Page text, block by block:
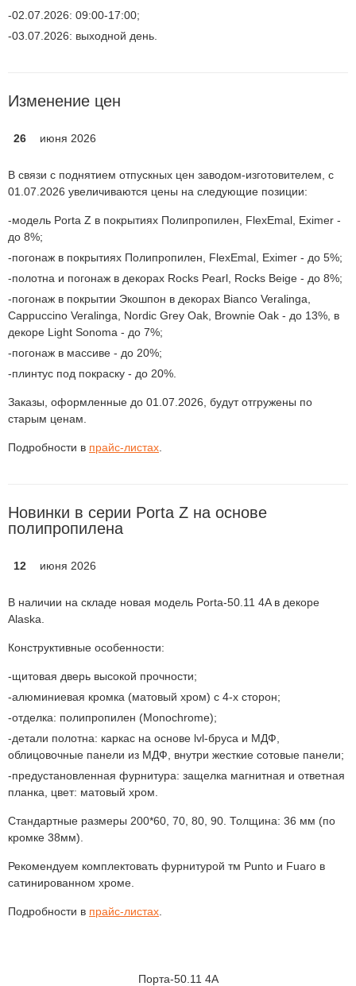
02.07.2026: 09:00-17:00;
03.07.2026: выходной день.
Изменение цен
26 июня 2026
В связи с поднятием отпускных цен заводом-изготовителем, с
01.07.2026 увеличиваются цены на следующие позиции:
модель Porta Z в покрытиях Полипропилен, FlexEmal, Eximer -
до 8%;
погонаж в покрытиях Полипропилен, FlexEmal, Eximer - до 5%;
полотна и погонаж в декорах Rocks Pearl, Rocks Beige - до 8%;
погонаж в покрытии Экошпон в декорах Bianco Veralinga,
Cappuccino Veralinga, Nordic Grey Oak, Brownie Oak - до 13%, в
декоре Light Sonoma - до 7%;
погонаж в массиве - до 20%;
плинтус под покраску - до 20%.
Заказы, оформленные до 01.07.2026, будут отгружены по
старым ценам.
Подробности в прайс-листах
Новинки в серии Porta Z на основе
полипропилена
12 июня 2026
В наличии на складе новая модель Porta-50.11 4A в декоре
Alaska.
Конструктивные особенности:
щитовая дверь высокой прочности;
алюминиевая кромка (матовый хром) с 4-х сторон;
отделка: полипропилен (Monochrome);
детали полотна: каркас на основе lvl-бруса и МДФ,
облицовочные панели из МДФ, внутри жесткие сотовые панели;
предустановленная фурнитура: защелка магнитная и ответная
планка, цвет: матовый хром.
Стандартные размеры 200*60, 70, 80, 90. Толщина: 36 мм (по
кромке 38мм).
Рекомендуем комплектовать фурнитурой тм Punto и Fuaro в
сатинированном хроме.
Подробности в прайс-листах
Порта-50.11 4A